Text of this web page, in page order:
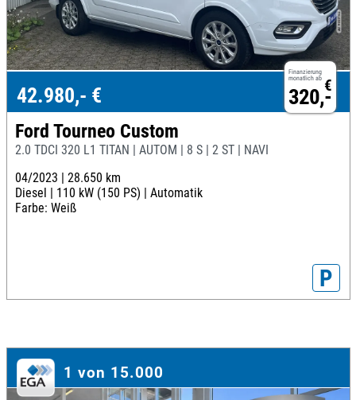
Finanzierung
monatlich ab €
320,-
42.980,- €
Ford Tourneo Custom
2.0 TDCI 320 L1 TITAN | AUTOM | 8 S | 2 ST | NAVI
04/2023 | 28.650 km
Diesel | 110 kW (150 PS) | Automatik
Farbe: Weiß
P
1 von 15.000